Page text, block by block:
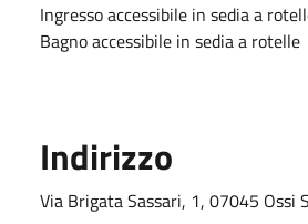
Ingresso accessibile in sedia a
Bagno accessibile in sedia a rotelle
Indirizzo
Via Brigata Sassari, 1, 07045 Ossi